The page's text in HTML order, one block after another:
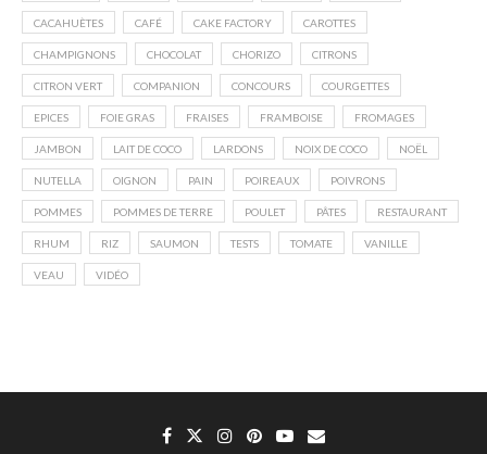
CACAHUÈTES CAFÉ CAKE FACTORY CAROTTES
CHAMPIGNONS CHOCOLAT CHORIZO CITRONS
CITRON VERT COMPANION CONCOURS COURGETTES
EPICES FOIE GRAS FRAISES FRAMBOISE FROMAGES
JAMBON LAIT DE COCO LARDONS NOIX DE COCO NOËL
NUTELLA OIGNON PAIN POIREAUX POIVRONS
POMMES POMMES DE TERRE POULET PÂTES RESTAURANT
RHUM RIZ SAUMON TESTS TOMATE VANILLE
VEAU VIDÉO